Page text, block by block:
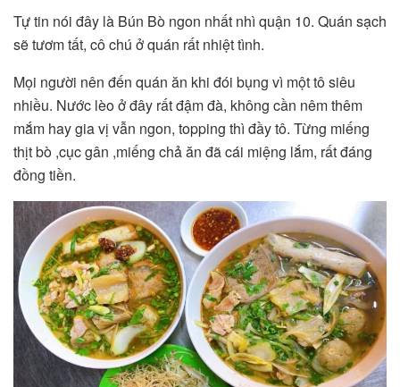
Tự tin nói đây là Bún Bò ngon nhất nhì quận 10. Quán sạch
sẽ tươm tất, cô chú ở quán rất nhiệt tình.
Mọi người nên đến quán ăn khi đói bụng vì một tô siêu
nhiều. Nước lèo ở đây rất đậm đà, không cần nêm thêm
mắm hay gia vị vẫn ngon, topping thì đầy tô. Từng miếng
thịt bò ,cục gân ,miếng chả ăn đã cái miệng lắm, rất đáng
đồng tiền.